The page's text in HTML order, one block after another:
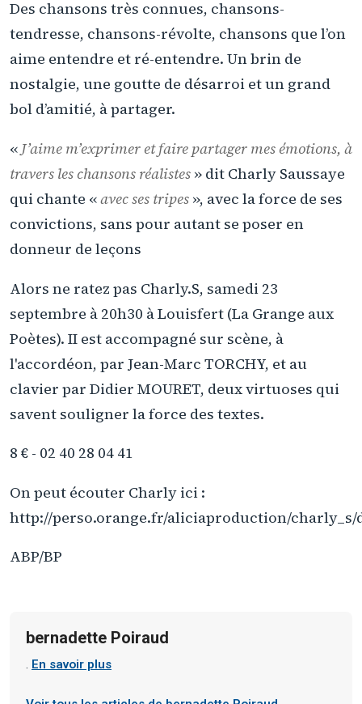
Des chansons très connues, chansons-
tendresse, chansons-révolte, chansons que l’on
aime entendre et ré-entendre. Un brin de
nostalgie, une goutte de désarroi et un grand
bol d’amitié, à partager.
« J’aime m’exprimer et faire partager mes émotions, à
travers les chansons réalistes » dit Charly Saussaye
qui chante «avec ses tripes », avec la force de ses
convictions, sans pour autant se poser en
donneur de leçons
Alors ne ratez pas Charly.S, samedi 23
septembre à 20h30 à Louisfert (La Grange aux
Poètes). II est accompagné sur scène, à
l'accordéon, par Jean-Marc TORCHY, et au
clavier par Didier MOURET, deux virtuoses qui
savent souligner la force des textes.
8 € - 02 40 28 04 41
On peut écouter Charly ici :
http://perso.orange.fr/aliciaproduction/
ABP/BP
bernadette Poiraud
. En savoir plus